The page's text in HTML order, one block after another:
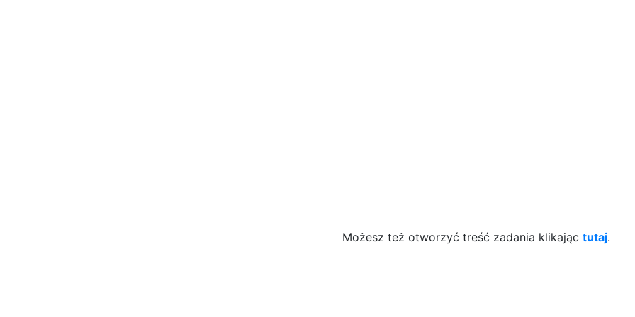
Możesz też otworzyć treść zadania klikając tutaj.